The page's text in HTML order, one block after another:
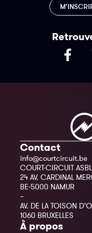
Contact
info@courtcircuit.be
COURT-CIRCUIT ASBL
24 AV. CARDINAL
BE-5000 NAMUR
–
AV. DE LA TOISON
1060 BRUXELLES
À propos